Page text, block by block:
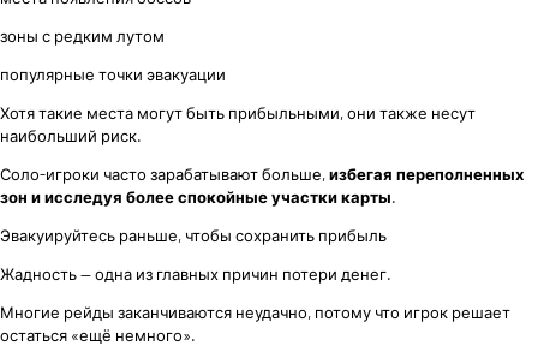
зоны с редким лутом
популярные точки эвакуации
Хотя такие места могут быть прибыльными, они также несут
наибольший риск.
Соло-игроки часто зарабатывают больше,избегая переполненных
зон и исследуя более спокойные участки карты.
Эвакуируйтесь раньше, чтобы сохранить прибыль
Жадность — одна из главных причин потери денег.
Многие рейды заканчиваются неудачно, потому что игрок решает
остаться «ещё немного».